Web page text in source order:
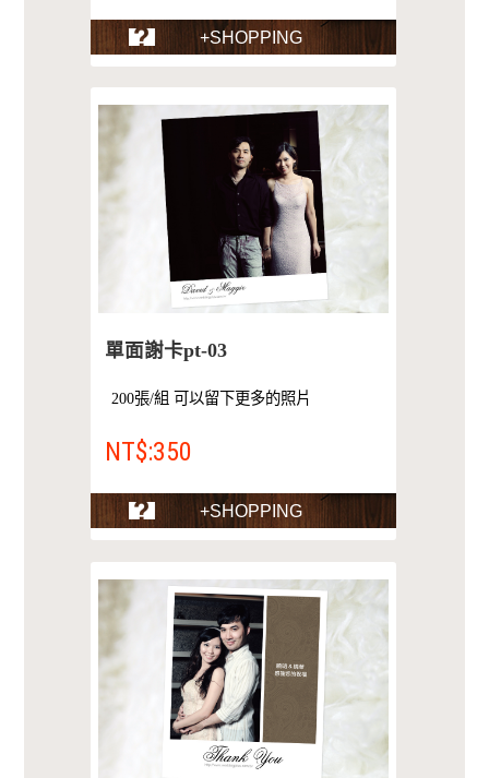
+SHOPPING
單面謝卡pt-03
200張/組 可以留下更多的照片
NT$:350
+SHOPPING